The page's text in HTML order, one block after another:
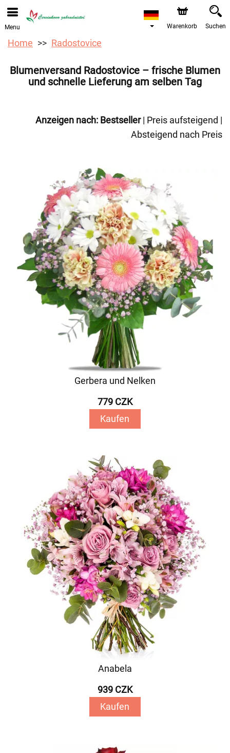
Bestellungen über unseren Onlineshop nehmen wir gerne
entgegen. Der frühestmögliche Liefertermin ist ab dem
12.08.2026 aufgrund von Betriebsurlaub.
Menu Warenkorb Suchen
Home Radostovice
Blumenversand Radostovice – frische Blumen
und schnelle Lieferung am selben Tag
Anzeigen nach: Bestseller| Preis aufsteigend |
Absteigend nach Preis
Gerbera und Nelken
779 CZK
Kaufen
Anabela
939 CZK
Kaufen